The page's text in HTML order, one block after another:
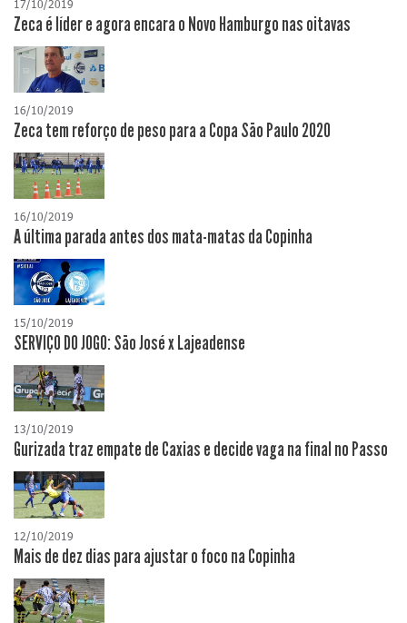
17/10/2019
Zeca é líder e agora encara o Novo Hamburgo nas oitavas
16/10/2019
Zeca tem reforço de peso para a Copa São Paulo 2020
16/10/2019
A última parada antes dos mata-matas da Copinha
15/10/2019
SERVIÇO DO JOGO: São José x Lajeadense
13/10/2019
Gurizada traz empate de Caxias e decide vaga na final no Passo
12/10/2019
Mais de dez dias para ajustar o foco na Copinha